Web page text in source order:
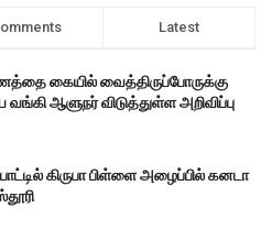
Latest
கையில் வைத்திருப்போருக்கு
ஆளுநர் விடுத்துள்ள அறிவிப்பு
கிருபா பிள்ளை அழைப்பில் கனடா